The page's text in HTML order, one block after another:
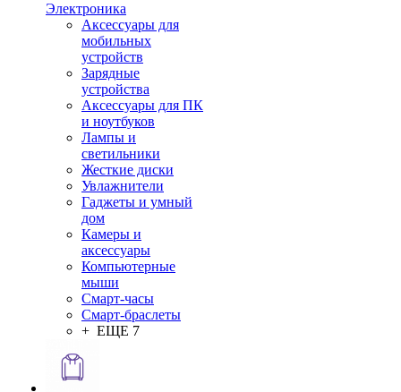
Электроника
Аксессуары для
мобильных
устройств
Зарядные
устройства
Аксессуары для ПК
и ноутбуков
Лампы и
светильники
Жесткие диски
Увлажнители
Гаджеты и умный
дом
Камеры и
аксессуары
Компьютерные
мыши
Смарт-часы
Смарт-браслеты
+ ЕЩЕ 7